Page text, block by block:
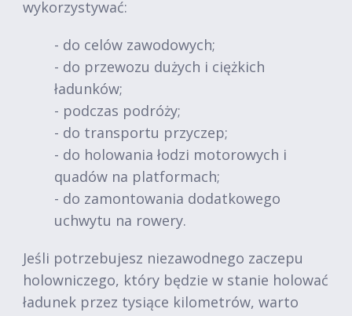
wykorzystywać:
- do celów zawodowych;
- do przewozu dużych i ciężkich
ładunków;
- podczas podróży;
- do transportu przyczep;
- do holowania łodzi motorowych i
quadów na platformach;
- do zamontowania dodatkowego
uchwytu na rowery.
Jeśli potrzebujesz niezawodnego zaczepu
holowniczego, który będzie w stanie holować
ładunek przez tysiące kilometrów, warto